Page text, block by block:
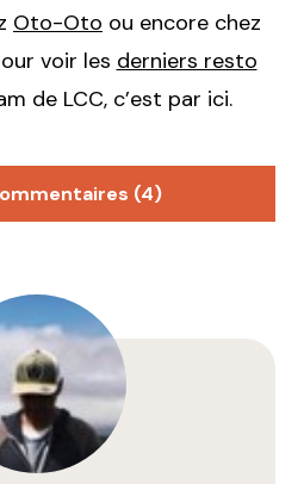
Oto-Oto ou encore chez
voir les derniers resto
de LCC, c’est par ici.
(4)
endroit, et bons petits
les nombreux sakés